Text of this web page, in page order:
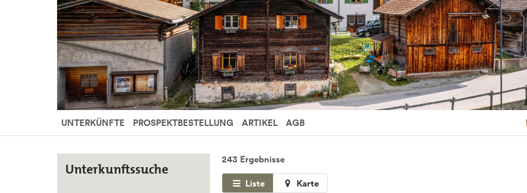
UNTERKÜNFTE PROSPEKTBESTELLUNG ARTIKEL AGB
243 Ergebnisse
Liste Karte
Unterkunftssuche